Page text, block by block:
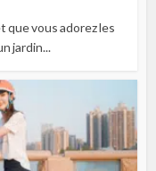
que vous adorez les
jardin...